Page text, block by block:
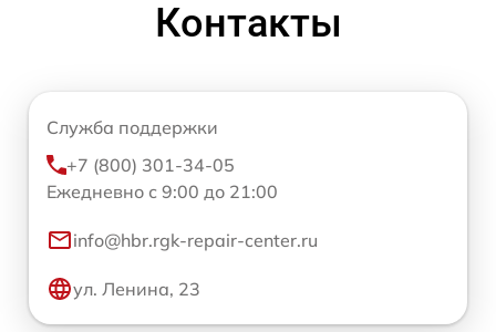
Контакты
Служба поддержки
+7 (800) 301-34-05
Ежедневно с 9:00 до 21:00
info@hbr.rgk-repair-center.ru
ул. Ленина, 23